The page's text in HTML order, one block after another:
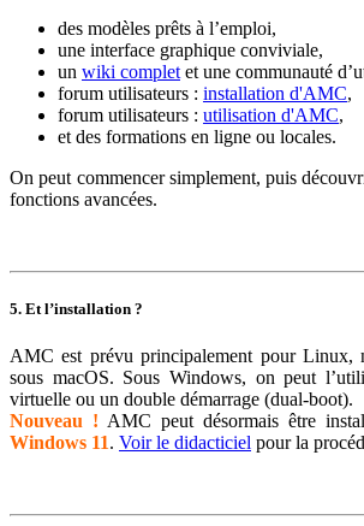
des modèles prêts à l’emploi,
une interface graphique conviviale,
un wiki complet et une communauté
forum utilisateurs : installation d'AMC,
forum utilisateurs : utilisation d'AMC,
et des formations en ligne ou locales.
On peut commencer simplement, puis
fonctions avancées.
5. Et l’installation ?
AMC est prévu principalement pour Linux,
sous macOS. Sous Windows, on peut
virtuelle ou un double démarrage (dual-boot).
Nouveau ! AMC peut désormais être
Windows 11. Voir le didacticiel pour la